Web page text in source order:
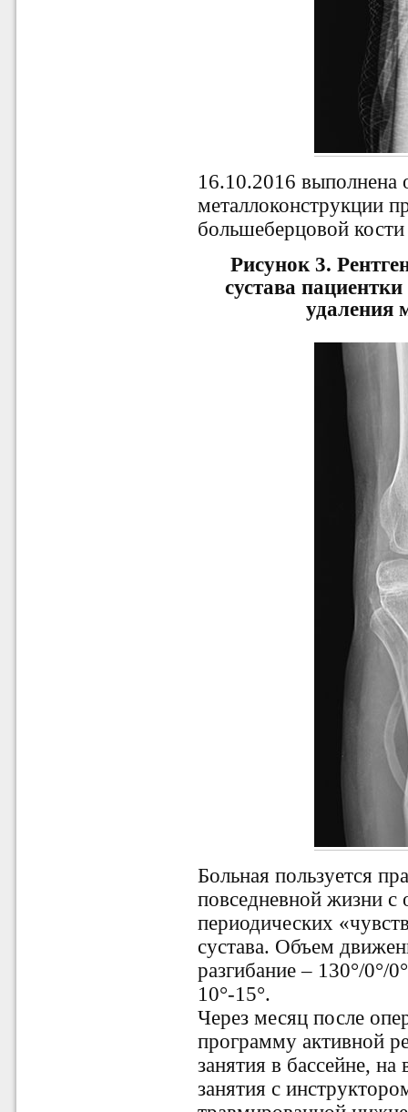
16.10.2016 выполнена
металлоконструкции
большеберцовой
Рисунок 3.
сустава
удаления
Больная пользуется
повседневной жизни с
периодических
сустава. Объем
разгибание – 130°/0°/
10°-15°.
Через месяц после
программу активной
занятия в бассейне,
занятия с